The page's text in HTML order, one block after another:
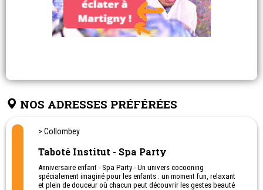
NOS ADRESSES PRÉFÉRÉES
> Collombey
Taboté Institut - Spa Party
Anniversaire enfant - Spa Party - Un univers cocooning
spécialement imaginé pour les enfants : un moment fun, relaxant
et plein de douceur où chacun peut découvrir les gestes beauté